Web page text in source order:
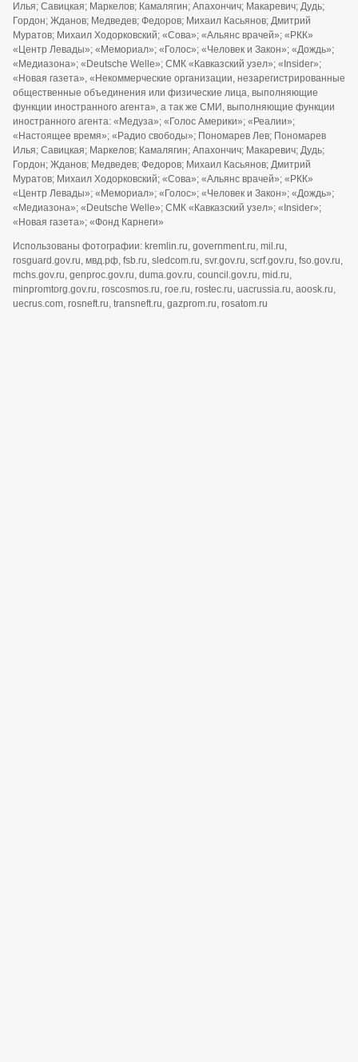
Илья; Савицкая; Маркелов; Камалягин; Апахончич; Макаревич; Дудь;
Гордон; Жданов; Медведев; Федоров; Михаил Касьянов; Дмитрий
Муратов; Михаил Ходорковский; «Сова»; «Альянс врачей»; «РКК»
«Центр Левады»; «Мемориал»; «Голос»; «Человек и Закон»; «Дождь»;
«Медиазона»; «Deutsche Welle»; СМК «Кавказский узел»; «Insider»;
«Новая газета», «Некоммерческие организации, незарегистрированные
общественные объединения или физические лица, выполняющие
функции иностранного агента», а так же СМИ, выполняющие функции
иностранного агента: «Медуза»; «Голос Америки»; «Реалии»;
«Настоящее время»; «Радио свободы»; Пономарев Лев; Пономарев
Илья; Савицкая; Маркелов; Камалягин; Апахончич; Макаревич; Дудь;
Гордон; Жданов; Медведев; Федоров; Михаил Касьянов; Дмитрий
Муратов; Михаил Ходорковский; «Сова»; «Альянс врачей»; «РКК»
«Центр Левады»; «Мемориал»; «Голос»; «Человек и Закон»; «Дождь»;
«Медиазона»; «Deutsche Welle»; СМК «Кавказский узел»; «Insider»;
«Новая газета»; «Фонд Карнеги»
Использованы фотографии: kremlin.ru, government.ru, mil.ru,
rosguard.gov.ru, мвд.рф, fsb.ru, sledcom.ru, svr.gov.ru, scrf.gov.ru, fso.gov.ru,
mchs.gov.ru, genproc.gov.ru, duma.gov.ru, council.gov.ru, mid.ru,
minpromtorg.gov.ru, roscosmos.ru, roe.ru, rostec.ru, uacrussia.ru, aoosk.ru,
uecrus.com, rosneft.ru, transneft.ru, gazprom.ru, rosatom.ru